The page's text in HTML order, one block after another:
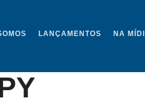
LANÇAMENTOS NA